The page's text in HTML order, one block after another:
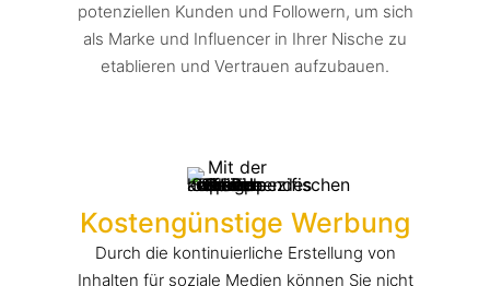
potenziellen Kunden und Followern, um sich
als Marke und Influencer in Ihrer Nische zu
etablieren und Vertrauen aufzubauen.
Kostengünstige Werbung
Durch die kontinuierliche Erstellung von
Inhalten für soziale Medien können Sie nicht